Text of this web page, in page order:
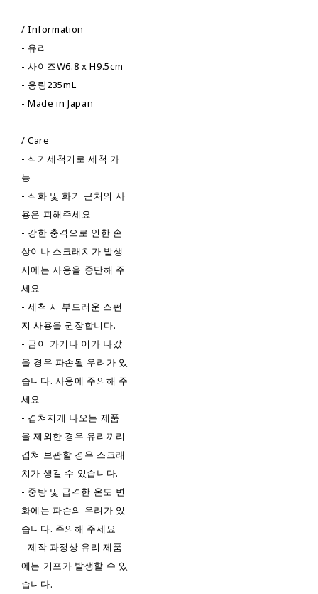
/ Information
- 유리
- 사이즈W6.8 x H9.5cm
- 용량235mL
- Made in Japan
/ Care
- 식기세척기로 세척 가
능
- 직화 및 화기 근처의 사
용은 피해주세요
- 강한 충격으로 인한 손
상이나 스크래치가 발생
시에는 사용을 중단해 주
세요
- 세척 시 부드러운 스펀
지 사용을 권장합니다.
- 금이 가거나 이가 나갔
을 경우 파손될 우려가 있
습니다. 사용에 주의해 주
세요
- 겹쳐지게 나오는 제품
을 제외한 경우 유리끼리
겹쳐 보관할 경우 스크래
치가 생길 수 있습니다.
- 중탕 및 급격한 온도 변
화에는 파손의 우려가 있
습니다. 주의해 주세요
- 제작 과정상 유리 제품
에는 기포가 발생할 수 있
습니다.